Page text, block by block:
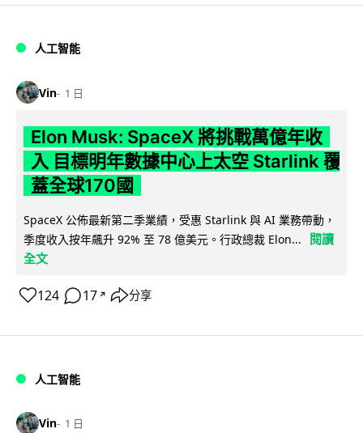
人工智能
Vin 1 日
Elon Musk: SpaceX 將挑戰萬億年收
入 目標明年數據中心上太空 Starlink 覆
蓋全球170國
SpaceX 公佈最新第二季業績，受惠 Starlink 與 AI 業務帶動，
季度收入按年飆升 92% 至 78 億美元。行政總裁 Elon...
閱讀
全文
124 17 ↗ 分享
人工智能
Vin 1 日